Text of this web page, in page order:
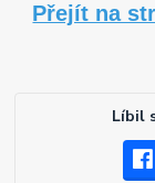
Přejít na
Líbil